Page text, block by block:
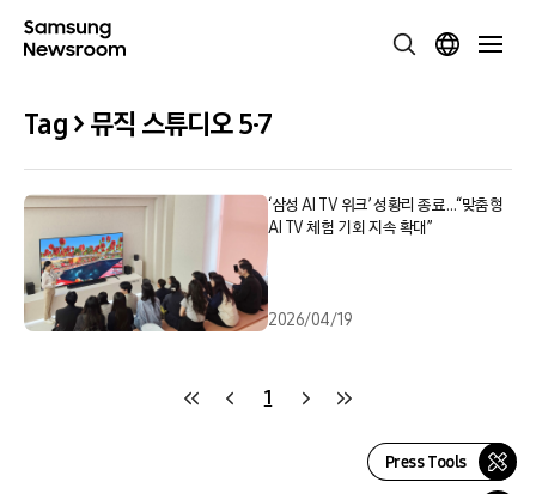
Tag > 뮤직 스튜디오 5·7
‘삼성 AI TV 위크’ 성황리 종료…“맞춤형
AI TV 체험 기회 지속 확대”
2026/04/19
1
Press Tools